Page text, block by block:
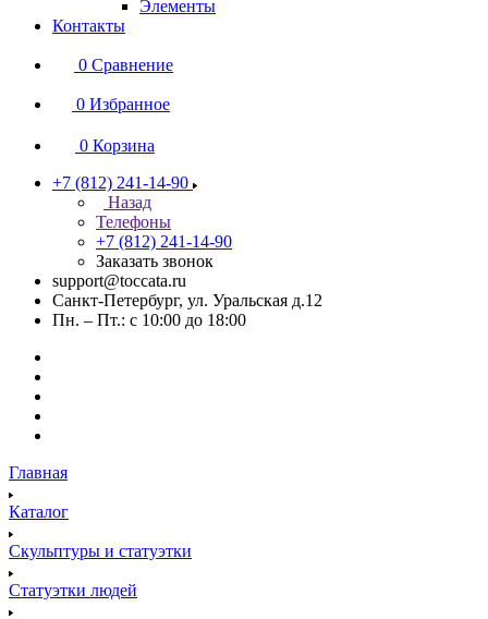
Элементы
Контакты
0 Сравнение
0 Избранное
0 Корзина
+7 (812) 241-14-90
Назад
Телефоны
+7 (812) 241-14-90
Заказать звонок
support@toccata.ru
Санкт-Петербург, ул. Уральская д.12
Пн. – Пт.: с 10:00 до 18:00
Главная
Каталог
Скульптуры и статуэтки
Статуэтки людей